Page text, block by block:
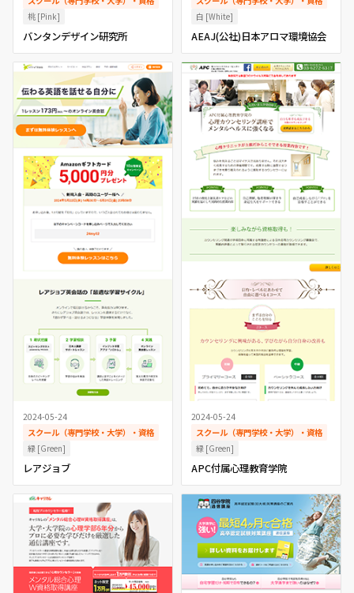
桃 [Pink]
バンタンデザイン研究所
白 [White]
AEAJ(公社)日本アロマ環境協会
2024-05-24
スクール（専門学校・大学）・資格
緑 [Green]
レアジョブ
2024-05-24
スクール（専門学校・大学）・資格
緑 [Green]
APC付属心理教育学院